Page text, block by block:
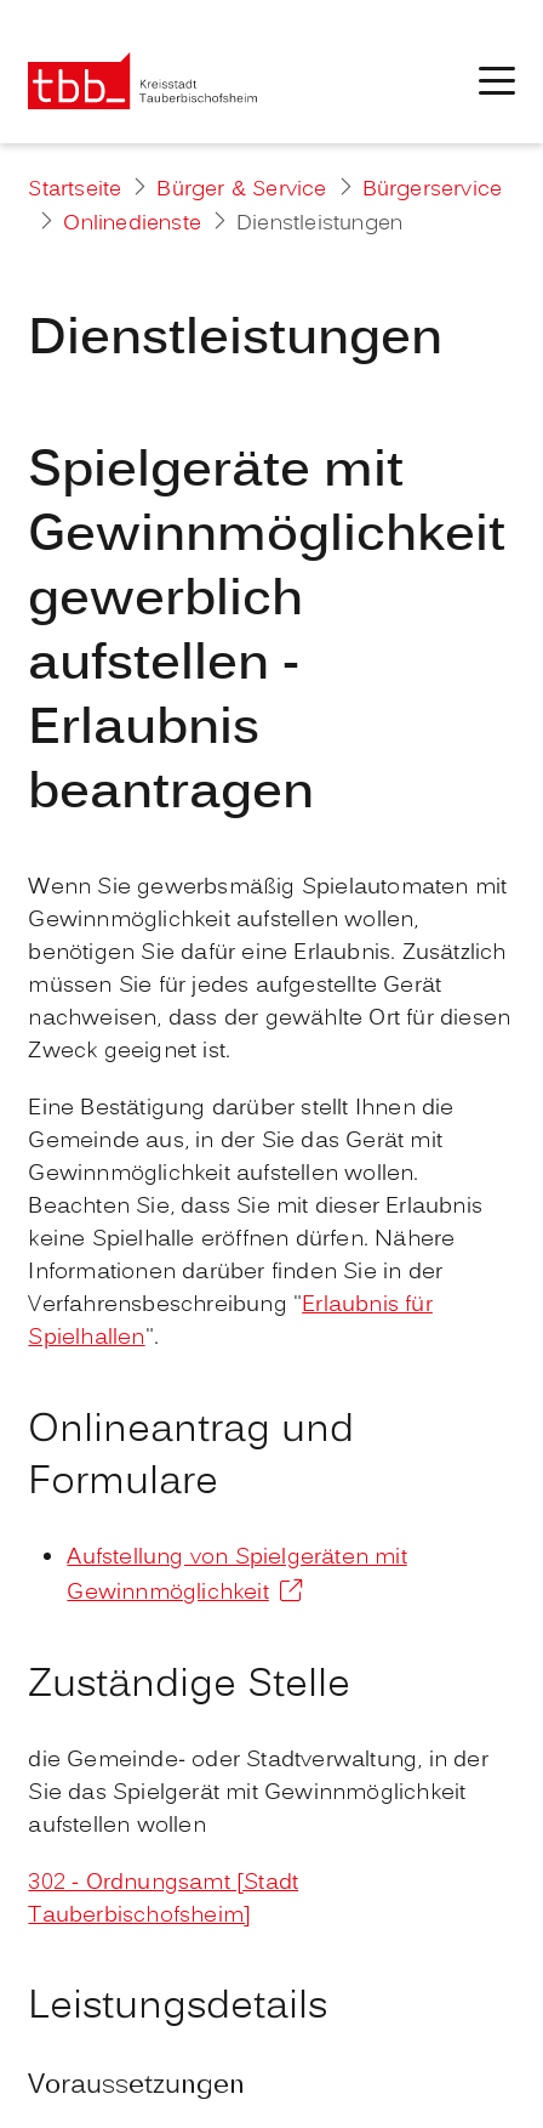
Startseite Bürger & Service
Bürgerservice
Onlinedienste
Dienstleistungen
Dienstleistungen
Spielgeräte mit
Gewinnmöglichkeit
gewerblich
aufstellen -
Erlaubnis
beantragen
Wenn Sie gewerbsmäßig Spielautomaten mit
Gewinnmöglichkeit aufstellen wollen,
benötigen Sie dafür eine Erlaubnis. Zusätzlich
müssen Sie für jedes aufgestellte Gerät
nachweisen, dass der gewählte Ort für diesen
Zweck geeignet ist.
Eine Bestätigung darüber stellt Ihnen die
Gemeinde aus, in der Sie das Gerät mit
Gewinnmöglichkeit aufstellen wollen.
Beachten Sie, dass Sie mit dieser Erlaubnis
keine Spielhalle eröffnen dürfen. Nähere
Informationen darüber finden Sie in der
Verfahrensbeschreibung "Erlaubnis für
Spielhallen".
Onlineantrag und
Formulare
Aufstellung von Spielgeräten mit
Gewinnmöglichkeit
Zuständige Stelle
die Gemeinde- oder Stadtverwaltung, in der
Sie das Spielgerät mit Gewinnmöglichkeit
aufstellen wollen
302 - Ordnungsamt [Stadt
Tauberbischofsheim]
Leistungsdetails
Voraussetzungen